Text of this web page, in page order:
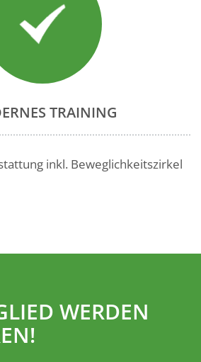
TRAINING
inkl. Beweglichkeitszirkel
WERDEN